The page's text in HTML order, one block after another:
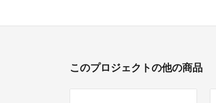
このプロジェクトの他の商品